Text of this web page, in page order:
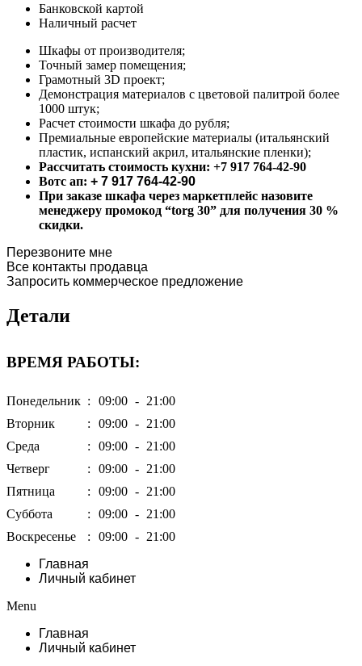
Банковской картой
Наличный расчет
Шкафы от производителя;
Точный замер помещения;
Грамотный 3D проект;
Демонстрация материалов с цветовой палитрой более
1000 штук;
Расчет стоимости шкафа до рубля;
Премиальные европейские материалы (итальянский
пластик, испанский акрил, итальянские пленки);
Рассчитать стоимость кухни: +7 917 764-42-90
Вотс ап: + 7 917 764-42-90
При заказе шкафа через маркетплейс назовите
менеджеру промокод “torg 30” для получения 30 %
скидки.
Перезвоните мне
Все контакты продавца
Запросить коммерческое предложение
Детали
ВРЕМЯ РАБОТЫ:
Понедельник : 09:00 - 21:00
Вторник
: 09:00 - 21:00
Среда
: 09:00 - 21:00
Четверг
: 09:00 - 21:00
Пятница
: 09:00 - 21:00
Суббота
: 09:00 - 21:00
Воскресенье
: 09:00 - 21:00
Главная
Личный кабинет
Menu
Главная
Личный кабинет